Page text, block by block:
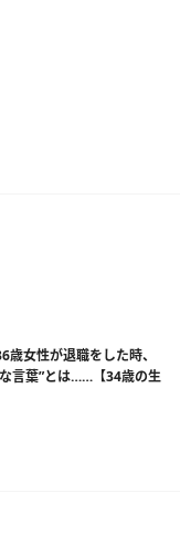
女性が退職をした時、
言葉”とは……【34歳の生